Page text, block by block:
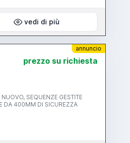
vedi di più
annuncio
prezzo su richiesta
SEQUENZE GESTITE
DA 400MM DI SICUREZZA